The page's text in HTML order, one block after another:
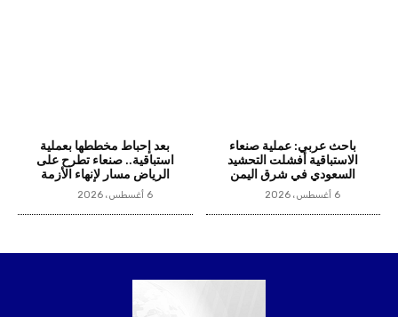
باحث عربي: عملية صنعاء
الاستباقية أفشلت التحشيد
السعودي في شرق اليمن
6 أغسطس، 2026
بعد إحباط مخططها بعملية
استباقية.. صنعاء تطرح على
الرياض مسار لإنهاء الأزمة
6 أغسطس، 2026